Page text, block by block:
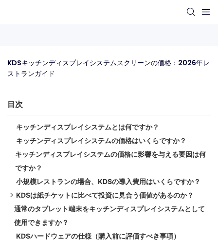
KDSキッチンディスプレイシステムスクリーンの価格：2026年レ
ストランガイド
目次
キッチンディスプレイシステムとは何ですか？
キッチンディスプレイシステムの価格はいくらですか？
キッチンディスプレイシステムの価格に影響を与える要因は何
ですか？
小規模レストランの場合、KDSの導入費用はいくらですか？
KDSは紙チケットに比べて投資に見合う価値があるのか​​？
✓ KDSの利点
📄紙チケットの強み
通常のタブレット端末をキッチンディスプレイシステムとして
使用できますか？
KDSハードウェアの仕様（購入前に評価すべき事項）